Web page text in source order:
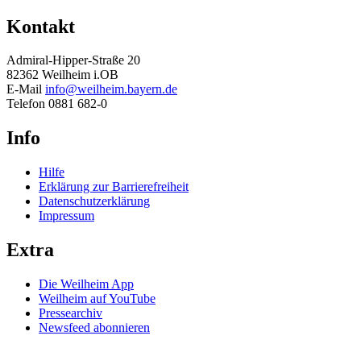
Kontakt
Admiral-Hipper-Straße 20
82362 Weilheim i.OB
E-Mail info@weilheim.bayern.de
Telefon 0881 682-0
Info
Hilfe
Erklärung zur Barrierefreiheit
Datenschutzerklärung
Impressum
Extra
Die Weilheim App
Weilheim auf YouTube
Pressearchiv
Newsfeed abonnieren